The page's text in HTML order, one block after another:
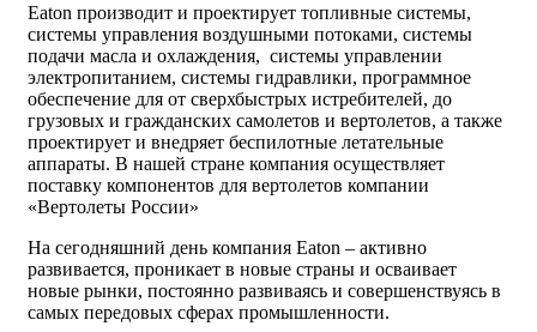
Eaton производит и проектирует топливные системы,
системы управления воздушными потоками, системы
подачи масла и охлаждения, системы управлении
электропитанием, системы гидравлики, программное
обеспечение для от сверхбыстрых истребителей, до
грузовых и гражданских самолетов и вертолетов, а также
проектирует и внедряет беспилотные летательные
аппараты. В нашей стране компания осуществляет
поставку компонентов для вертолетов компании
«Вертолеты России»
На сегодняшний день компания Eaton – активно
развивается, проникает в новые страны и осваивает
новые рынки, постоянно развиваясь и совершенствуясь в
самых передовых сферах промышленности.